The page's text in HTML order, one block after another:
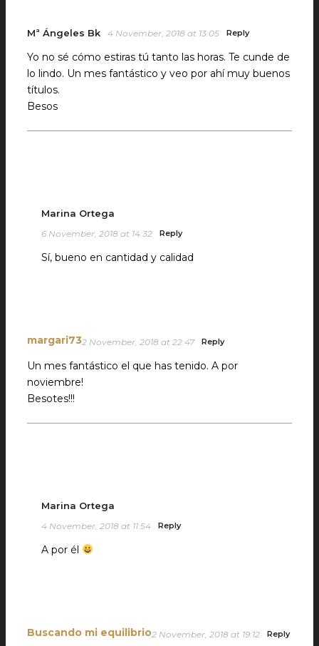
Mª Ángeles Bk 4 November, 2018 at 13:05 Reply
Yo no sé cómo estiras tú tanto las horas. Te cunde de
lo lindo. Un mes fantástico y veo por ahí muy buenos
títulos.
Besos
Marina Ortega
6 November, 2018 at 14:32 Reply
Sí, bueno en cantidad y calidad
margari732 November, 2018 at 22:47 Reply
Un mes fantástico el que has tenido. A por
noviembre!
Besotes!!!
Marina Ortega
4 November, 2018 at 11:54 Reply
A por él
Buscando mi equilibrio2 November, 2018 at 19:12 Reply